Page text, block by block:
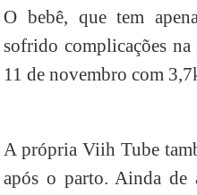
O bebê, que tem
sofrido complicações
11 de novembro com
A própria Viih Tube
após o parto. Ainda de